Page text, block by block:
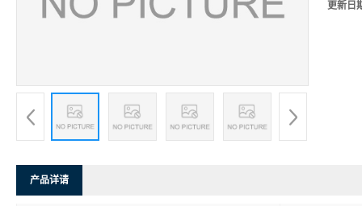
更新日
产品详请